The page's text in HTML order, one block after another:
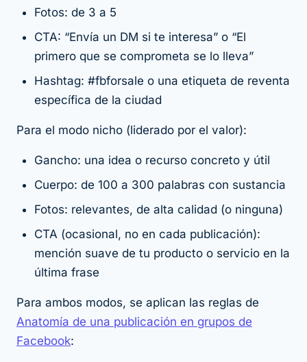
Fotos: de 3 a 5
CTA: “Envía un DM si te interesa” o “El
primero que se comprometa se lo lleva”
Hashtag: #fbforsale o una etiqueta de reventa
específica de la ciudad
Para el modo nicho (liderado por el valor):
Gancho: una idea o recurso concreto y útil
Cuerpo: de 100 a 300 palabras con sustancia
Fotos: relevantes, de alta calidad (o ninguna)
CTA (ocasional, no en cada publicación):
mención suave de tu producto o servicio en la
última frase
Para ambos modos, se aplican las reglas de
Anatomía de una publicación en grupos de
Facebook: